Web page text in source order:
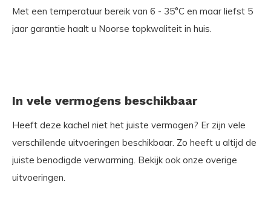
Met een temperatuur bereik van 6 - 35°C en maar liefst 5
jaar garantie haalt u Noorse topkwaliteit in huis.
In vele vermogens beschikbaar
Heeft deze kachel niet het juiste vermogen? Er zijn vele
verschillende uitvoeringen beschikbaar. Zo heeft u altijd de
juiste benodigde verwarming. Bekijk ook onze overige
uitvoeringen.